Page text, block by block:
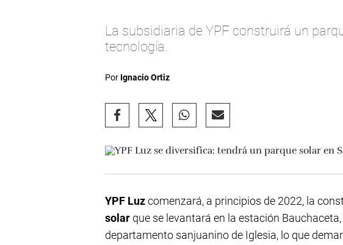
La subsidiaria de YPF construirá un
tecnología.
Por Ignacio Ortiz
YPF Luzcomenzará, a principios de 2022, la
solar que se levantará en la estación
departamento sanjuanino de Iglesia, lo que